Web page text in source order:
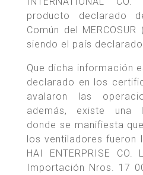
producto declarado
Común del
siendo el país declarado
Que dicha información
declarado en los
avalaron las
además, existe una
donde se manifiesta
los ventiladores fueron
HAI ENTERPRISE CO.
Importación Nros. 17